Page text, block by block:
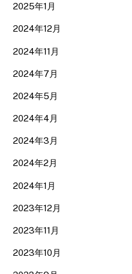
2025年1月
2024年12月
2024年11月
2024年7月
2024年5月
2024年4月
2024年3月
2024年2月
2024年1月
2023年12月
2023年11月
2023年10月